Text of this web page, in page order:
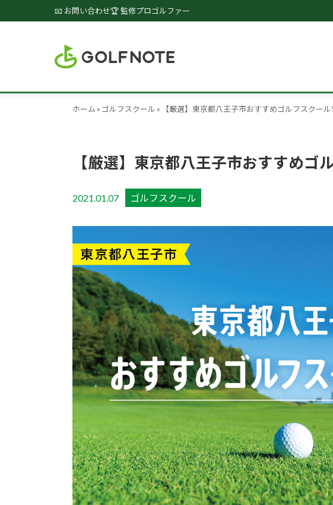
📧 お問い合わせ🏆 監修プロゴルファー
ホーム » ゴルフスクール » 【厳選】東京都八王子市おすすめゴルフスクール
【厳選】東京都八王子市おすすめゴ
2021.01.07 ゴルフスクール